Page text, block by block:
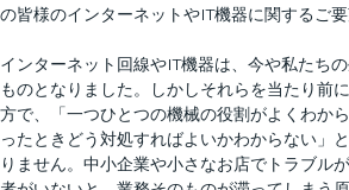
の皆様のインターネットやIT機器に関するご要
インターネット回線やIT機器は、今や私たち
ものとなりました。しかしそれらを当たり前
方で、「一つひとつの機械の役割がよくわか
ったときどう対処すればよいかわからない」
りません。中小企業や小さなお店でトラブル